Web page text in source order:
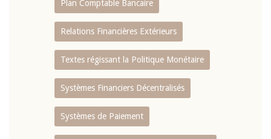
Plan Comptable Bancaire
Relations Financières Extérieurs
Textes régissant la Politique Monétaire
Systèmes Financiers Décentralisés
Systèmes de Paiement